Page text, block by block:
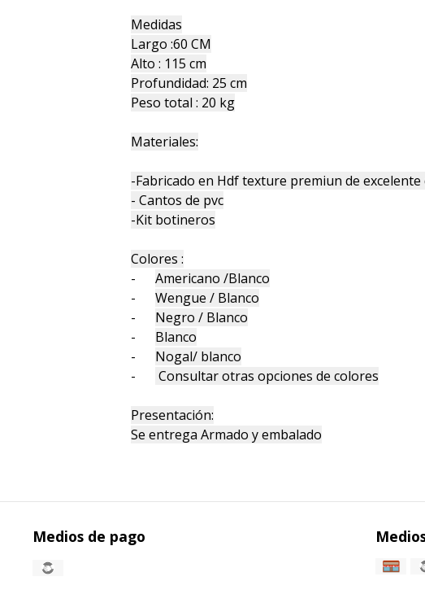
Medidas
Largo :60 CM
Alto : 115 cm
Profundidad: 25 cm
Peso total : 20 kg
Materiales:
-Fabricado en Hdf texture premiun de excelente
- Cantos de pvc
-Kit botineros
Colores :
-Americano /Blanco
-Wengue / Blanco
- Negro / Blanco
- Blanco
- Nogal/ blanco
-
Consultar otras opciones de colores
Presentación:
Se entrega Armado y embalado
Medios de pago